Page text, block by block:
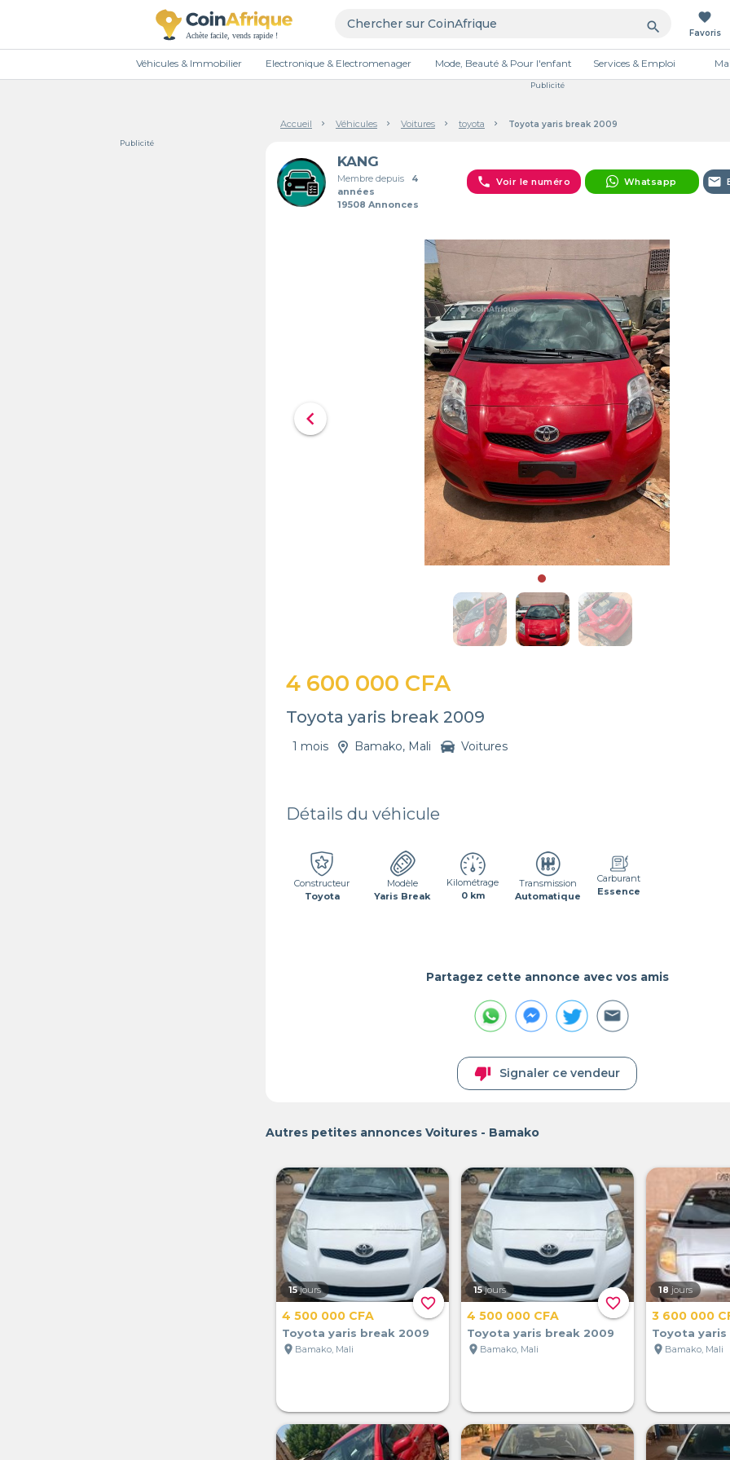
search
favorite
Favoris
Véhicules & Immobilier Electronique & Electromenager Mode, Beauté & Pour l'enfant Services & Emploi
Publicité
Accueil Véhicules Voitures toyota Toyota yaris break 2009
Publicité
KANG
Membre depuis4
années
19508 Annonces
phone Voir le numéro Whatsapp email
chevron_left
4 600 000 CFA
Toyota yaris break 2009
1 mois Bamako, Mali Voitures
Détails du véhicule
Constructeur
Toyota
Modèle
Yaris Break
Kilométrage
0 km
Transmission
Automatique
Carburant
Essence
Partagez cette annonce avec vos amis
thumb_down Signaler ce vendeur
Autres petites annonces Voitures - Bamako
favorite_border
15 jours
4 500 000 CFA
Toyota yaris break 2009
location_on Bamako, Mali
favorite_border
15 jours
4 500 000 CFA
Toyota yaris break 2009
location_on Bamako, Mali
18 jours
3 600 000
Toyota
location_on Bamako, Mali